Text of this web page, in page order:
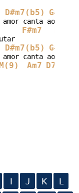
D#m7(b5)
canta ao teu
F#m7
D#m7(b5)
canta ao teu
Am7 D7(9)
I J K
L